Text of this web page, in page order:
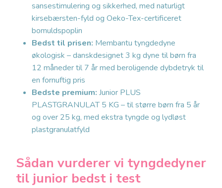
sansestimulering og sikkerhed, med naturligt
kirsebærsten-fyld og Oeko-Tex-certificeret
bomuldspoplin
Bedst til prisen: Membantu tyngdedyne
økologisk – danskdesignet 3 kg dyne til børn fra
12 måneder til 7 år med beroligende dybdetryk til
en fornuftig pris
Bedste premium: Junior PLUS
PLASTGRANULAT 5 KG – til større børn fra 5 år
og over 25 kg, med ekstra tyngde og lydløst
plastgranulatfyld
Sådan vurderer vi tyngdedyner
til junior bedst i test